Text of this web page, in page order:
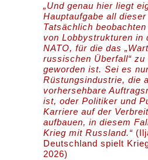
„Und genau hier liegt
Hauptaufgabe all dieser
Tatsächlich
von Lobbystrukturen in
NATO, für die das
russischen Überfall“
geworden ist. Sei es
Rüstungsindustrie, die
vorhersehbare
ist, oder Politiker und
Karriere auf der
aufbauen, in diesem
Krieg mit Russland.“
Deutschland spielt
2026)